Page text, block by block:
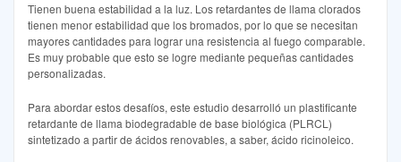
Tienen buena estabilidad a la luz. Los retardantes de llama clorados
tienen menor estabilidad que los bromados, por lo que se necesitan
mayores cantidades para lograr una resistencia al fuego comparable.
Es muy probable que esto se logre mediante pequeñas cantidades
personalizadas.
Para abordar estos desafíos, este estudio desarrolló un plastificante
retardante de llama biodegradable de base biológica (PLRCL)
sintetizado a partir de ácidos renovables, a saber, ácido ricinoleico.